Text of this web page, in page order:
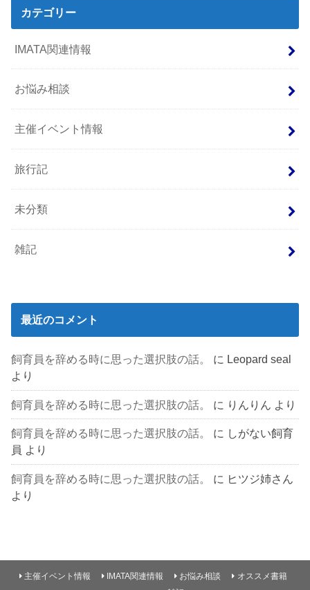
カテゴリー
IMATA関連情報
お悩み相談
主催イベント情報
旅行記
未分類
雑記
最近のコメント
飼育員を辞める時に思った選択肢の話。 に Leopard seal
より
飼育員を辞める時に思った選択肢の話。 に りんりん より
飼育員を辞める時に思った選択肢の話。 に しがない飼育
員 より
飼育員を辞める時に思った選択肢の話。 に ヒツジ姉さん
より
主催イベント情報 IMATA関連情報 お悩み相談
オススメ書籍